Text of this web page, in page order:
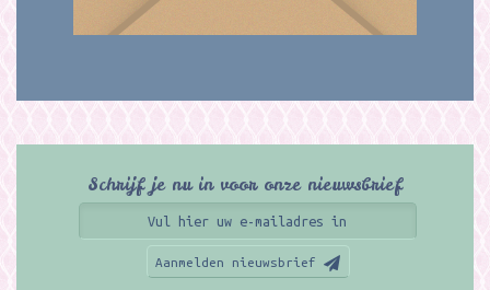
Schrijf je nu in voor onze nieuwsbrief
Aanmelden nieuwsbrief